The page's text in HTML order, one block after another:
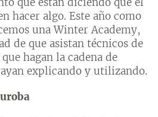
hacer algo. Este año como
una Winter Academy,
de que asistan técnicos de
hagan la cadena de
explicando y utilizando.